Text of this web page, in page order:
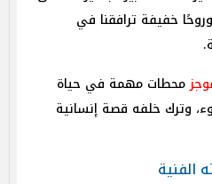
خفيفة ترافقنا في
محطات مهمة في حياة
وترك خلفه قصة إنسانية
الفنية